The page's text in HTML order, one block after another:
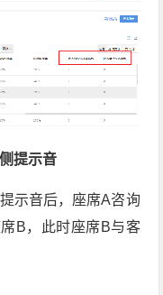
提示音
示音后，座席A咨询
B，此时座席B与客